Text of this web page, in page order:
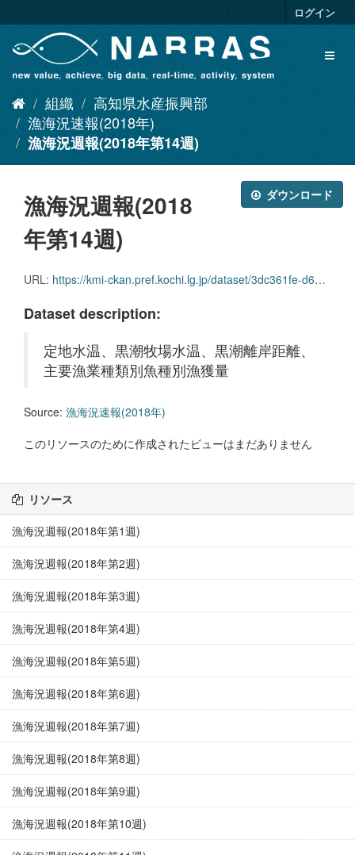
キ
ログイン
組織
高知県水産振興部
漁海況速報(2018年)
漁海況週報(2018年第14週)
ダウンロード
漁海況週報(2018
年第14週)
URL: https://kmi-ckan.pref.kochi.lg.jp/dataset/3dc361fe-d618-42be-818d-dddfce15c9be/resource/bf621abe-d3d4-4178-9fe2-ed222f282b65/download/ryoukaikyoushuuhou2018nendai14shuu.pdf
Dataset description:
定地水温、黒潮牧場水温、黒潮離岸距離、
主要漁業種類別魚種別漁獲量
Source: 漁海況速報(2018年)
このリソースのために作成されたビューはまだありません
リソース
漁海況週報(2018年第1週)
漁海況週報(2018年第2週)
漁海況週報(2018年第3週)
漁海況週報(2018年第4週)
漁海況週報(2018年第5週)
漁海況週報(2018年第6週)
漁海況週報(2018年第7週)
漁海況週報(2018年第8週)
漁海況週報(2018年第9週)
漁海況週報(2018年第10週)